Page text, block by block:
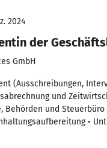
2024
der
GmbH
(Ausschreibungen,
und
und Steuerbüro
•